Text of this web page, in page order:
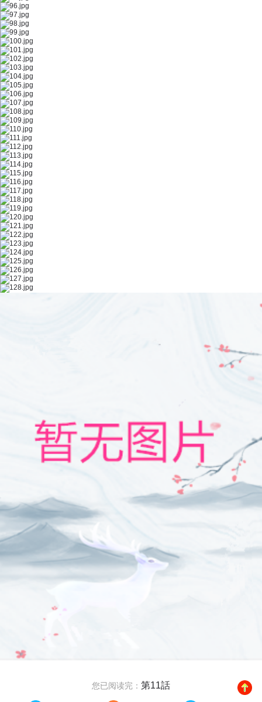
您已阅读完： 第11話